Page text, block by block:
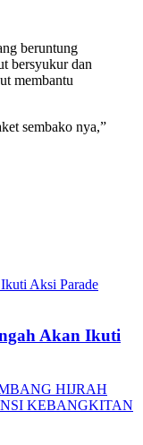
beruntung
bersyukur dan
membantu
sembako nya,”
Aksi Parade
Akan Ikuti
HIJRAH
KEBANGKITAN